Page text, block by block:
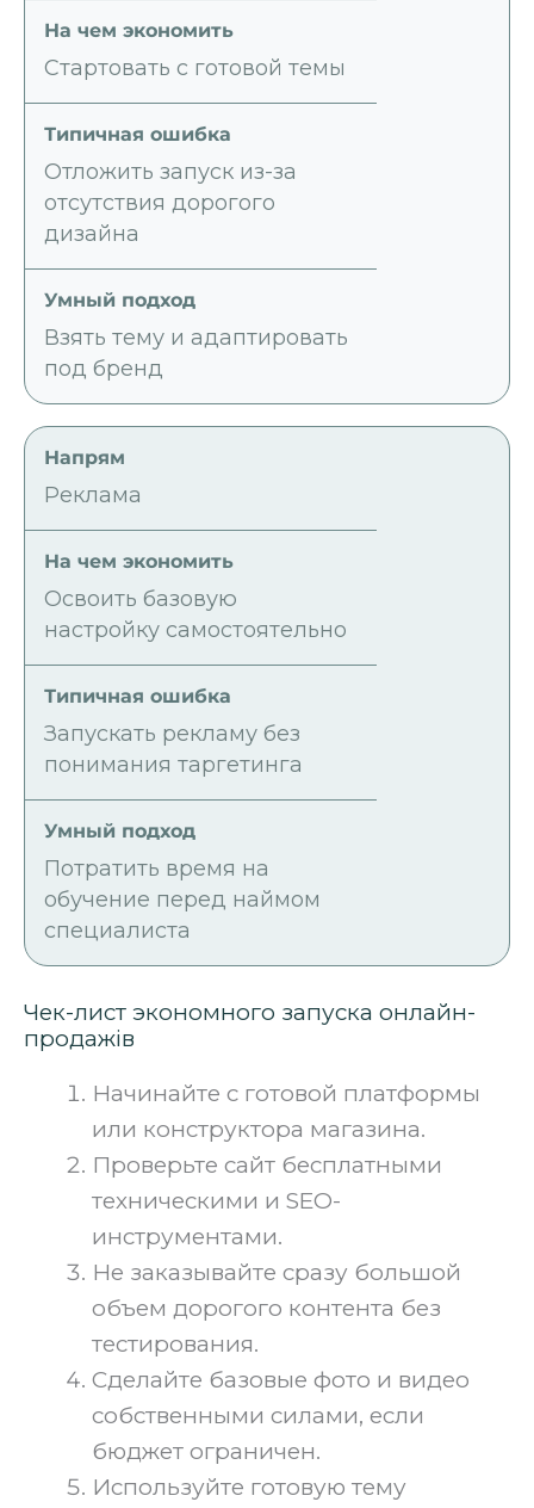
Стартовать с готовой темы
Отложить запуск из-за
отсутствия дорогого
дизайна
Взять тему и адаптировать
под бренд
Реклама
Освоить базовую
настройку самостоятельно
Запускать рекламу без
понимания таргетинга
Потратить время на
обучение перед наймом
специалиста
Чек-лист экономного запуска онлайн-
продажів
Начинайте с готовой платформы
или конструктора магазина.
Проверьте сайт бесплатными
техническими и SEO-
инструментами.
Не заказывайте сразу большой
объем дорогого контента без
тестирования.
Сделайте базовые фото и видео
собственными силами, если
бюджет ограничен.
Используйте готовую тему